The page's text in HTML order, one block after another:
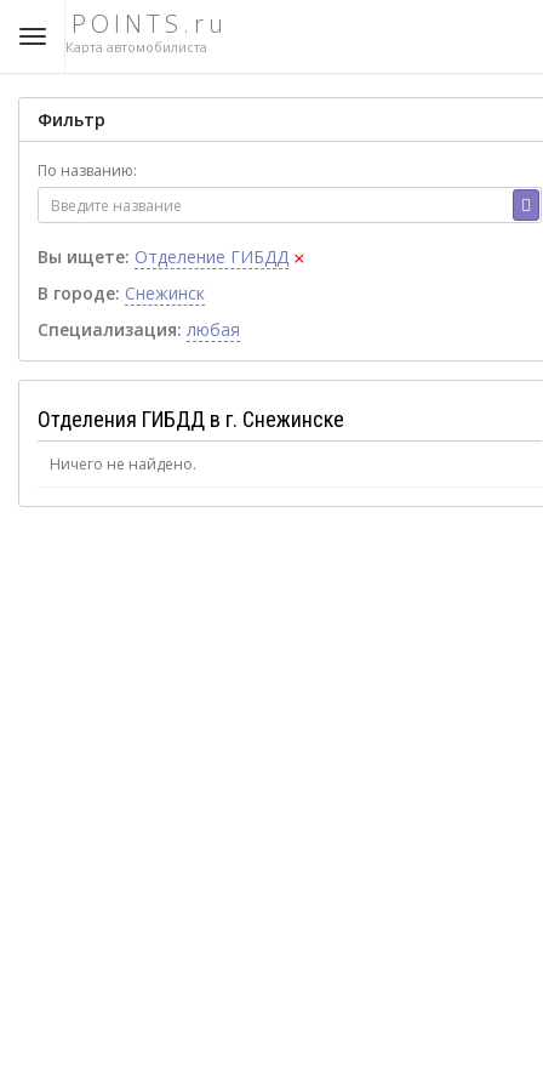
POINTS.ru
Карта автомобилиста
Фильтр
По названию:
Вы ищете: Отделение ГИБДД ×
В городе: Снежинск
Специализация: любая
Отделения ГИБДД в г. Снежинске
Ничего не найдено.